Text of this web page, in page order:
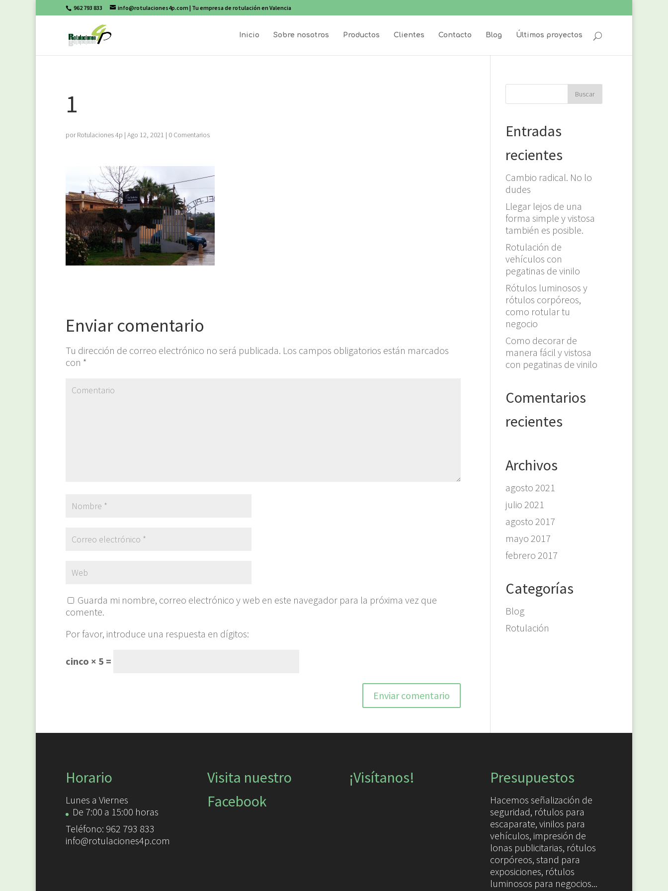
962 793 833 info@rotulaciones4p.com | Tu empresa de rotulación en Valencia
Inicio Sobre nosotros Productos Clientes Contacto Blog Últimos proyectos
1
porRotulaciones 4p | Ago 12, 2021 | 0 Comentarios
Enviar comentario
Tu dirección de correo electrónico no será publicada. Los campos obligatorios están marcados
con *
Guarda mi nombre, correo electrónico y web en este navegador para la próxima vez que
comente.
Por favor, introduce una respuesta en dígitos:
cinco × 5 =
Entradas
recientes
Cambio radical. No lo
dudes
Llegar lejos de una
forma simple y vistosa
también es posible.
Rotulación de
vehículos con
pegatinas de vinilo
Rótulos luminosos y
rótulos corpóreos,
como rotular tu
negocio
Como decorar de
manera fácil y vistosa
con pegatinas de vinilo
Comentarios
recientes
Archivos
agosto 2021
julio 2021
agosto 2017
mayo 2017
febrero 2017
Categorías
Blog
Rotulación
Horario
Lunes a Viernes
De 7:00 a 15:00 horas
Teléfono: 962 793 833
info@rotulaciones4p.com
Visita nuestro
Facebook
¡Visítanos! Presupuestos
Hacemos señalización de
seguridad, rótulos para
escaparate, vinilos para
vehículos, impresión de
lonas publicitarias, rótulos
corpóreos, stand para
exposiciones, rótulos
luminosos para negocios...